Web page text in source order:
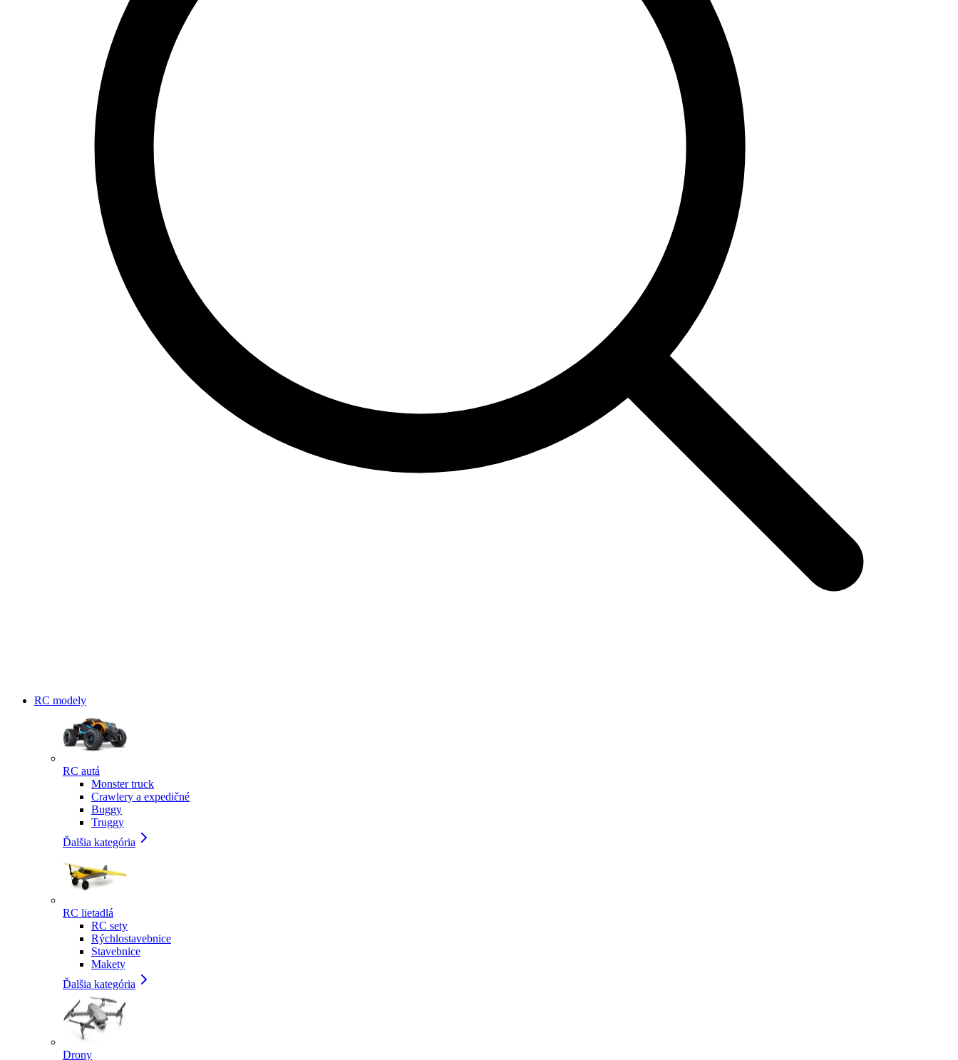
RC modely
RC autá
Monster truck
Crawlery a expedičné
Buggy
Truggy
Ďalšia kategória
RC lietadlá
RC sety
Rýchlostavebnice
Stavebnice
Makety
Ďalšia kategória
Drony